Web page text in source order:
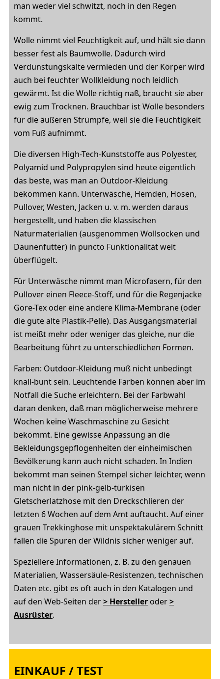
man weder viel schwitzt, noch in den Regen
kommt.
Wolle nimmt viel Feuchtigkeit auf, und hält sie dann
besser fest als Baumwolle. Dadurch wird
Verdunstungskälte vermieden und der Körper wird
auch bei feuchter Wollkleidung noch leidlich
gewärmt. Ist die Wolle richtig naß, braucht sie aber
ewig zum Trocknen. Brauchbar ist Wolle besonders
für die äußeren Strümpfe, weil sie die Feuchtigkeit
vom Fuß aufnimmt.
Die diversen High-Tech-Kunststoffe aus Polyester,
Polyamid und Polypropylen sind heute eigentlich
das beste, was man an Outdoor-Kleidung
bekommen kann. Unterwäsche, Hemden, Hosen,
Pullover, Westen, Jacken u. v. m. werden daraus
hergestellt, und haben die klassischen
Naturmaterialien (ausgenommen Wollsocken und
Daunenfutter) in puncto Funktionalität weit
überflügelt.
Für Unterwäsche nimmt man Microfasern, für den
Pullover einen Fleece-Stoff, und für die Regenjacke
Gore-Tex oder eine andere Klima-Membrane (oder
die gute alte Plastik-Pelle). Das Ausgangsmaterial
ist meißt mehr oder weniger das gleiche, nur die
Bearbeitung führt zu unterschiedlichen Formen.
Farben: Outdoor-Kleidung muß nicht unbedingt
knall-bunt sein. Leuchtende Farben können aber im
Notfall die Suche erleichtern. Bei der Farbwahl
daran denken, daß man möglicherweise mehrere
Wochen keine Waschmaschine zu Gesicht
bekommt. Eine gewisse Anpassung an die
Bekleidungsgepflogenheiten der einheimischen
Bevölkerung kann auch nicht schaden. In Indien
bekommt man seinen Stempel sicher leichter, wenn
man nicht in der pink-gelb-türkisen
Gletscherlatzhose mit den Dreckschlieren der
letzten 6 Wochen auf dem Amt auftaucht. Auf einer
grauen Trekkinghose mit unspektakulärem Schnitt
fallen die Spuren der Wildnis sicher weniger auf.
Speziellere Informationen, z. B. zu den genauen
Materialien, Wassersäule-Resistenzen, technischen
Daten etc. gibt es oft auch in den Katalogen und
auf den Web-Seiten der> Hersteller oder>
Ausrüster.
EINKAUF / TEST